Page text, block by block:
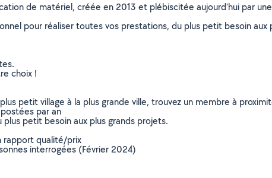
de matériel, créée en 2013 et plébiscitée aujourd’hui par
pour réaliser toutes vos prestations, du plus petit besoin aux
choix !
petit village à la plus grande ville, trouvez un membre à
par an
petit besoin aux plus grands projets.
rapport qualité/prix
interrogées (Février 2024)